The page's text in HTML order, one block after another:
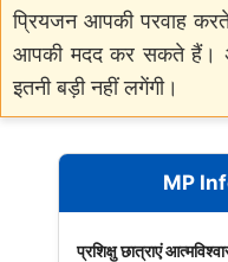
प्रियजन आपकी परवाह
आपकी मदद कर सकते हैं।
इतनी बड़ी नहीं लगेंगी।
MP
प्रशिक्षु छात्राएं